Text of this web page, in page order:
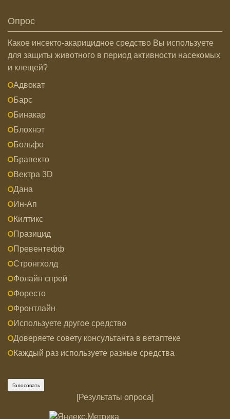
Опрос
Какое инсекто-акарицидное средство Вы используете
для защиты животного в период активности насекомых
и клещей?
Адвокат
Барс
Бинакар
Блохнэт
Больфо
Бравекто
Вектра 3D
Дана
Ин-Ап
Килтикс
Празицид
Превентефф
Стронгхолд
Фолайн спрей
Форесто
Фронтлайн
Используете другое средство
Доверяете совету консультанта в ветаптеке
Каждый раз используете разные средства
[Результаты опроса]